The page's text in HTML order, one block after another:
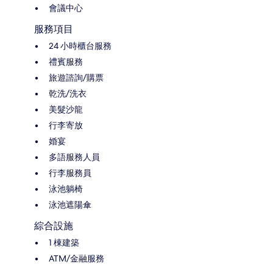
會議中心
服務項目
24 小時櫃台服務
禮賓服務
旅遊諮詢/購票
乾洗/洗衣
美髮沙龍
行李寄放
婚宴
多語服務人員
行李服務員
泳池躺椅
泳池遮陽傘
綜合設施
1 棟建築
ATM/金融服務